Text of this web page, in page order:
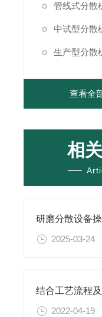
管线式分散
中试型分散
生产型分散
查看全
相
2025-03-24
2022-04-19